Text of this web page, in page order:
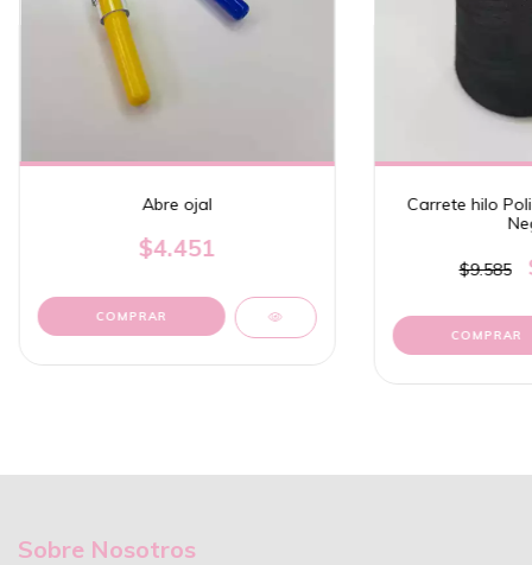
Abre ojal
$4.451
Carrete hilo
$9.585
COMPRAR
Sobre Nosotros